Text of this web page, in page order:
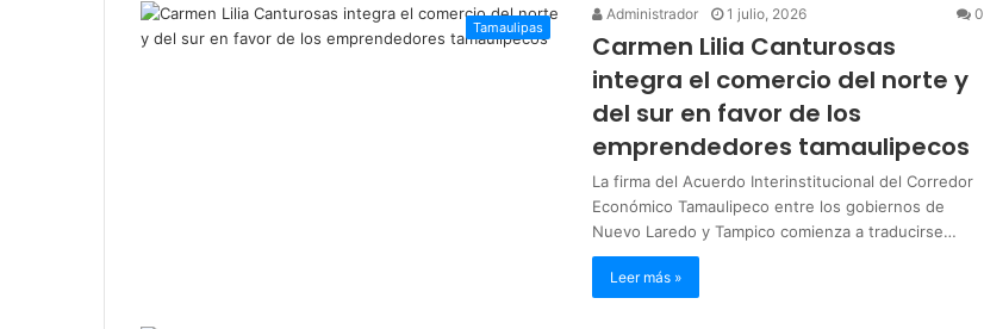
Tamaulipas
Administrador 1 julio, 2026 0
Carmen Lilia Canturosas
integra el comercio del norte y
del sur en favor de los
emprendedores tamaulipecos
La firma del Acuerdo Interinstitucional del Corredor
Económico Tamaulipeco entre los gobiernos de
Nuevo Laredo y Tampico comienza a traducirse…
Leer más »